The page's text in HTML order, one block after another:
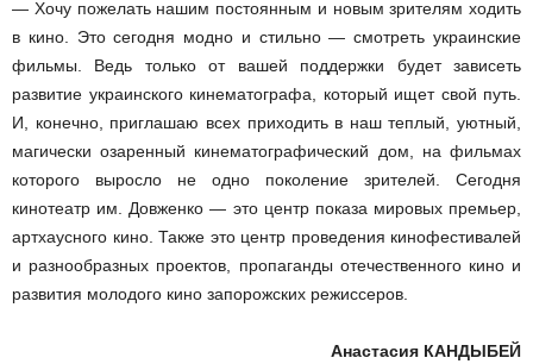
— Хочу пожелать нашим постоянным и новым зрителям ходить
в кино. Это сегодня модно и стильно — смотреть украинские
фильмы. Ведь только от вашей поддержки будет зависеть
развитие украинского кинематографа, который ищет свой путь.
И, конечно, приглашаю всех приходить в наш теплый, уютный,
магически озаренный кинематографический дом, на фильмах
которого выросло не одно поколение зрителей. Сегодня
кинотеатр им. Довженко — это центр показа мировых премьер,
арт­хаусного кино. Также это центр проведения кинофестивалей
и разнообразных проектов, пропаганды отечественного кино и
развития молодого кино запорожских режиссеров.
Анастасия КАНДЫБЕЙ